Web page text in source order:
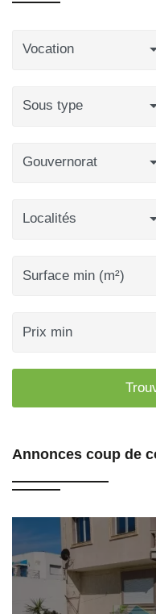
Vocation
Sous type
Gouvernorat
Localités
Annonces coup de